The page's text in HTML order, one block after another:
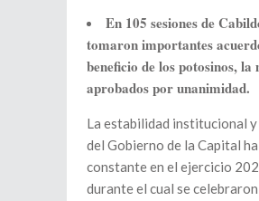
En 105 sesiones de
tomaron importantes
beneficio de los potosinos, la
aprobados por unanimidad.
La estabilidad institucional
del Gobierno de la Capital
constante en el ejercicio
durante el cual se